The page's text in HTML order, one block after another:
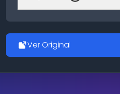
Ver Original